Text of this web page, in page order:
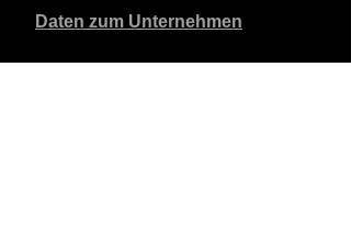
Daten zum Unternehmen